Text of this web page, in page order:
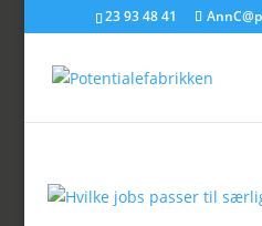
23 93 48 41